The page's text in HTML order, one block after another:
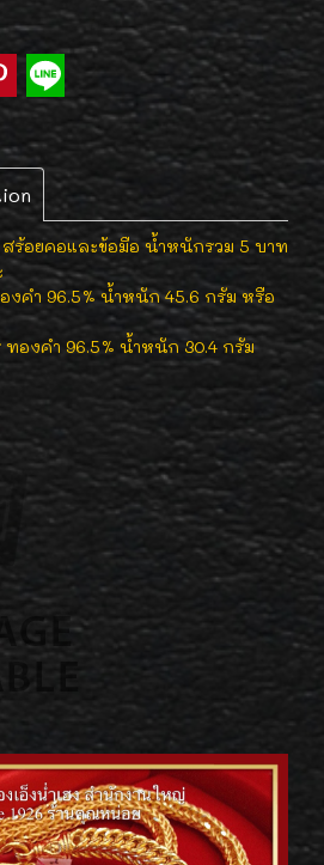
ร้อยคอและข้อมือ น้ำหนักรวม 5 บาท
คำ 96.5% น้ำหนัก 45.6 กรัม หรือ
องคำ 96.5% น้ำหนัก 30.4 กรัม